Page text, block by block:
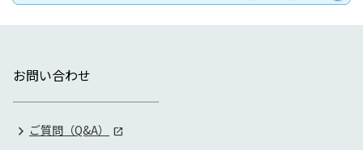
お問い合わせ
ご質問（Q&A）